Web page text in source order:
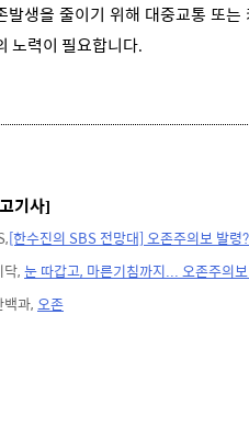
발생을 줄이기 위해 대중교통 또는
노력이 필요합니다.
기사]
[한수진의 SBS 전망대] 오존주의보 발
,눈 따갑고, 마른기침까지... 오존주의
과,오존